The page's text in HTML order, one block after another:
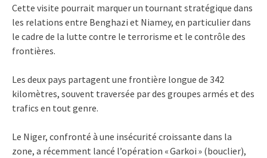
Cette visite pourrait marquer un tournant stratégique dans
les relations entre Benghazi et Niamey, en particulier dans
le cadre de la lutte contre le terrorisme et le contrôle des
frontières.
Les deux pays partagent une frontière longue de 342
kilomètres, souvent traversée par des groupes armés et des
trafics en tout genre.
Le Niger, confronté à une insécurité croissante dans la
zone, a récemment lancé l’opération « Garkoi » (bouclier),